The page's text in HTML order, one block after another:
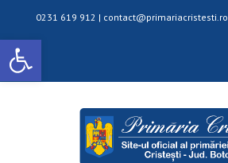
Deschide bara de unelte
0231 619 912 | contact@primariacristesti.ro